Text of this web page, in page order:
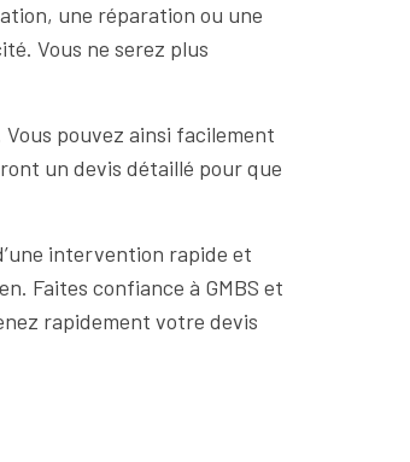
une réparation ou une
Vous ne serez plus
pouvez ainsi facilement
un devis détaillé pour que
intervention rapide et
Faites confiance à GMBS et
rapidement votre devis